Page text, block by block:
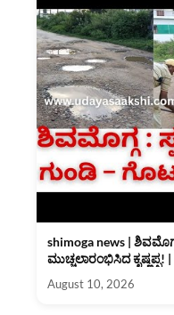
shimoga news |
ಮುಚ್ಚಲಾರಂಭಿಸಿದ ಕೃಷ್ಣಪ್ಪ! |
August 10, 2026